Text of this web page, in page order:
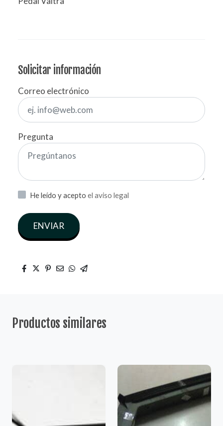
Solicitar información
Correo electrónico
Pregunta
He leído y acepto el aviso legal
ENVIAR
Productos similares